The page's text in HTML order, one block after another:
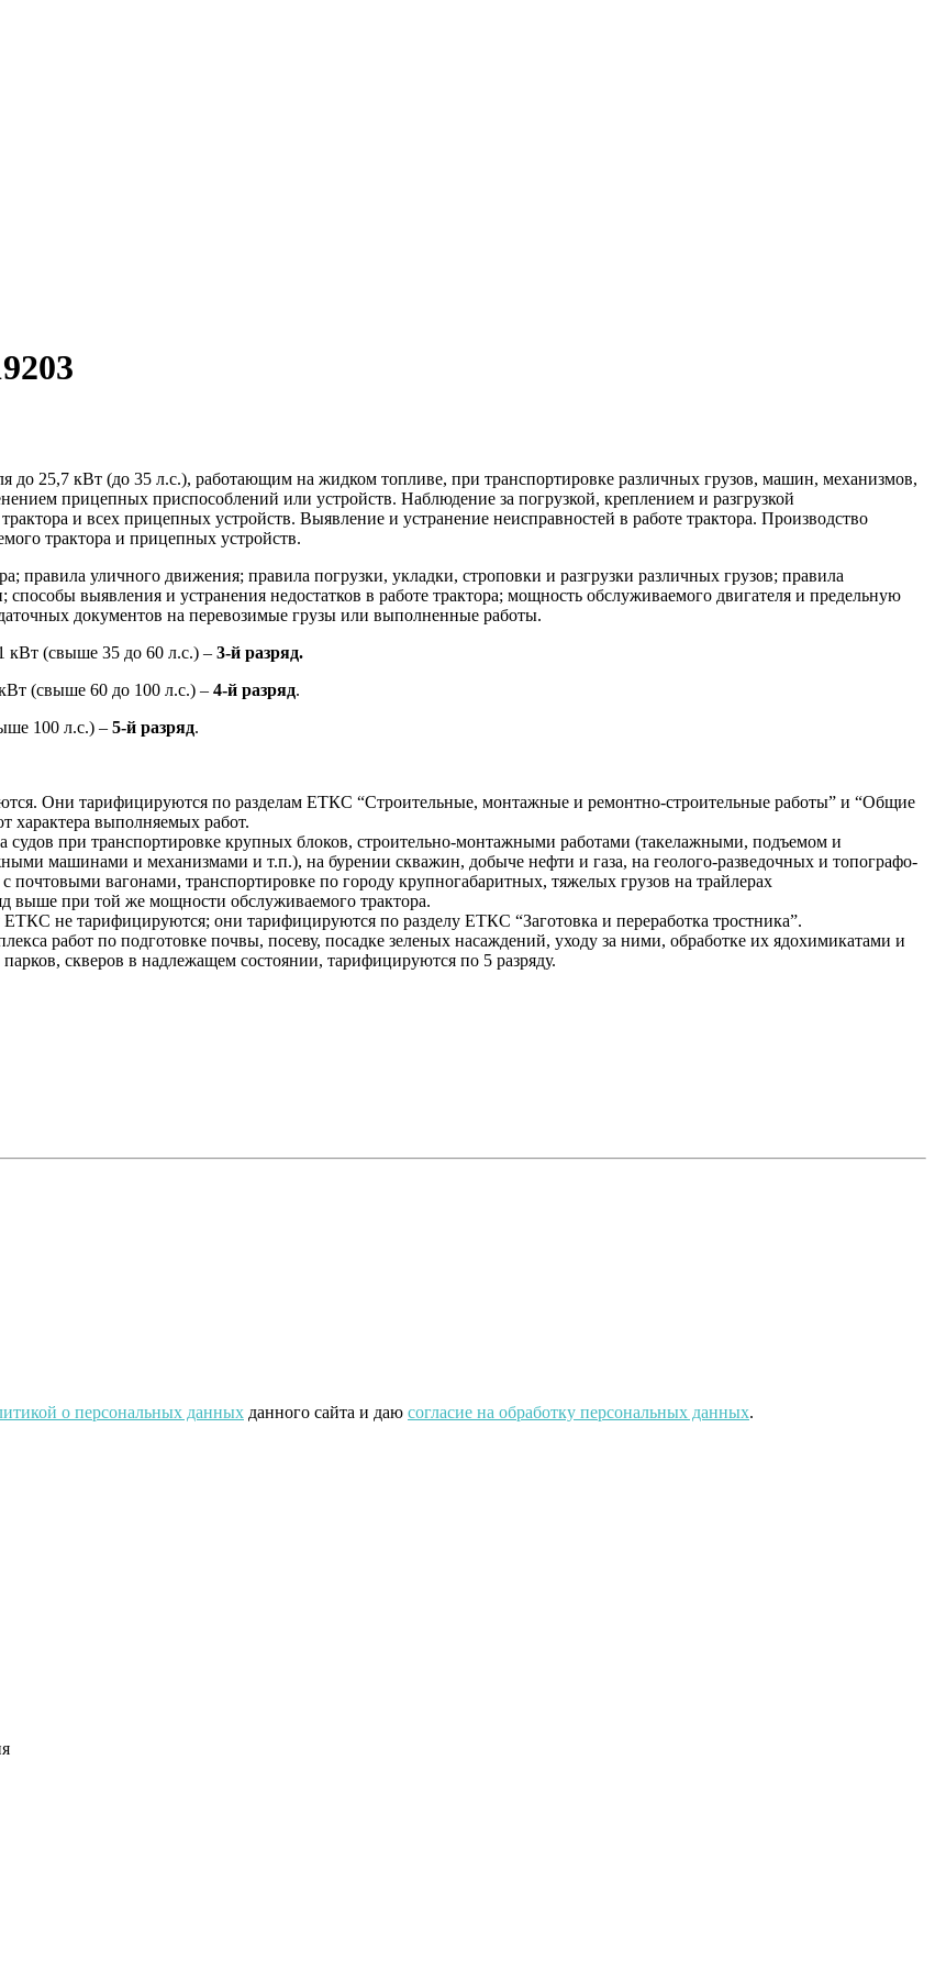
до 25,7 кВт (до 35 л.с.), работающим на жидком топливе, при транспортировке различных грузов, машин, механизмов,
прицепных приспособлений или устройств. Наблюдение за погрузкой, креплением и разгрузкой
и всех прицепных устройств. Выявление и устранение неисправностей в работе трактора. Производство
трактора и прицепных устройств.
правила уличного движения; правила погрузки, укладки, строповки и разгрузки различных грузов; правила
выявления и устранения недостатков в работе трактора; мощность обслуживаемого двигателя и предельную
документов на перевозимые грузы или выполненные работы.
кВт (свыше 35 до 60 л.с.) – 3-й разряд.
(свыше 60 до 100 л.с.) – 4-й разряд.
100 л.с.) – 5-й разряд.
Они тарифицируются по разделам ЕТКС “Строительные, монтажные и ремонтно-строительные работы” и “Общие
характера выполняемых работ.
судов при транспортировке крупных блоков, строительно-монтажными работами (такелажными, подъемом и
машинами и механизмами и т.п.), на бурении скважин, добыче нефти и газа, на геолого-разведочных и топографо-
почтовыми вагонами, транспортировке по городу крупногабаритных, тяжелых грузов на трайлерах
выше при той же мощности обслуживаемого трактора.
не тарифицируются; они тарифицируются по разделу ЕТКС “Заготовка и переработка тростника”.
работ по подготовке почвы, посеву, посадке зеленых насаждений, уходу за ними, обработке их ядохимикатами и
скверов в надлежащем состоянии, тарифицируются по 5 разряду.
о персональных данных данного сайта и даю согласие на обработку персональных данных.